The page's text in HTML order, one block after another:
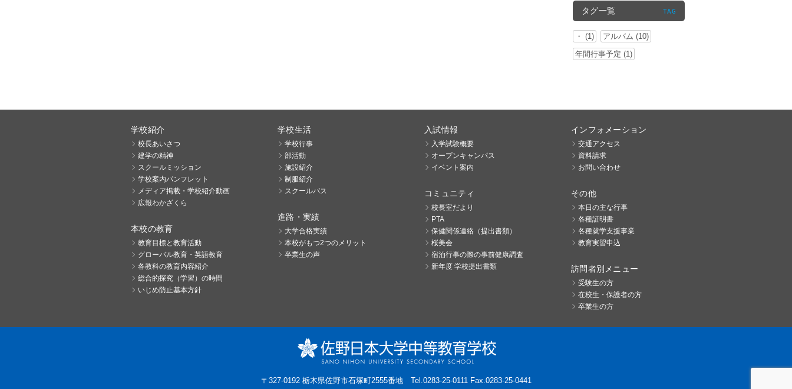
タグ一覧 TAG
・ (1)
アルバム (10)
年間行事予定 (1)
学校紹介
校長あいさつ
建学の精神
スクールミッション
学校案内パンフレット
メディア掲載・学校紹介動画
広報わかざくら
本校の教育
教育目標と教育活動
グローバル教育・英語教育
各教科の教育内容紹介
総合的探究（学習）の時間
いじめ防止基本方針
学校生活
学校行事
部活動
施設紹介
制服紹介
スクールバス
進路・実績
大学合格実績
本校がもつ2つのメリット
卒業生の声
入試情報
入学試験概要
オープンキャンパス
イベント案内
コミュニティ
校長室だより
PTA
保健関係連絡（提出書類）
桜美会
宿泊行事の際の事前健康調査
新年度 学校提出書類
インフォメーション
交通アクセス
資料請求
お問い合わせ
その他
本日の主な行事
各種証明書
各種就学支援事業
教育実習申込
訪問者別メニュー
受験生の方
在校生・保護者の方
卒業生の方
〒327-0192 栃木県佐野市石塚町2555番地 Tel.0283-25-0111 Fax.0283-25-0441